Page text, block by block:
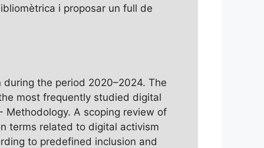
i proposar un full de
the period 2020–2024. The
most frequently studied digital
A scoping review of
terms related to digital activism
to predefined inclusion and